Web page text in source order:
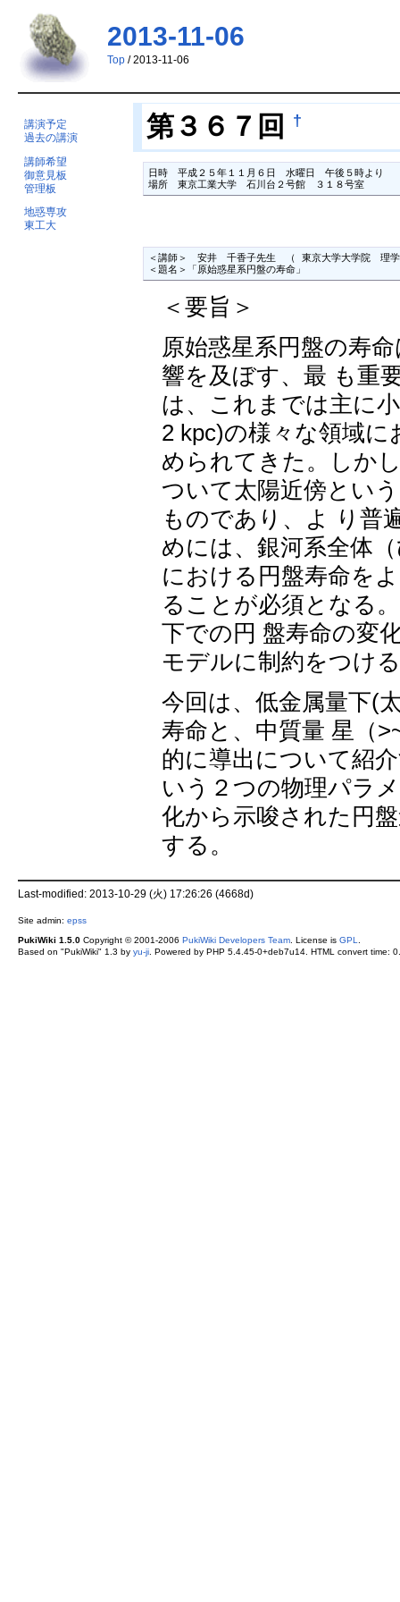
2013-11-06
Top/ 2013-11-06
講演予定
過去の講演
講師希望
御意見板
管理板
地惑専攻
東工大
第３６７回 †
日時　平成２５年１１月６日　水曜日　午後５時より
場所　東京工業大学　石川台２号館　３１８号室
＜講師＞　安井　千香子先生　（ 東京大学大学院　理
＜題名＞「原始惑星系円盤の寿命」
＜要旨＞
原始惑星系円盤の寿
響を及ぼす、最 も重
は、これまでは主に
2 kpc)の様々な領域
められてきた。しか
ついて太陽近傍とい
ものであり、よ り普
めには、銀河系全体
における円盤寿命を
ることが必須となる
下での円 盤寿命の変
モデルに制約をつけ
今回は、低金属量下(
寿命と、中質量 星（
的に導出について紹
いう２つの物理パラ
化から示唆された円
する。
Last-modified: 2013-10-29 (火) 17:26:26 (4668d)
Site admin: epss
PukiWiki 1.5.0Copyright © 2001-2006 PukiWiki Developers Team. License is GPL
Based on "PukiWiki" 1.3 by yu-ji. Powered by PHP 5.4.45-0+deb7u14. HTML convert time: